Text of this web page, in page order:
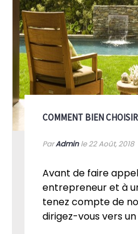
COMMENT BIEN
ParAdminle 22Août, 2018
Avant de faire
entrepreneur et à
tenez compte de
dirigez-vous vers un